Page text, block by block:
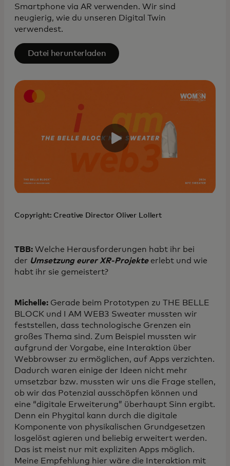
Smartphone via AR verwenden. Wir sind
neugierig, wie du unseren Digital Twin
verwendest.
Datei herunterladen
Copyright: Creative Director Oliver Lollert
TBB: Welche Herausforderungen habt ihr bei
der Umsetzung eurer XR-Projekteerlebt und wie
habt ihr sie gemeistert?
Michelle: Gerade beim Prototypen zu THE BELLE
BLOCK und I AM WEB3 Sweater mussten wir
feststellen, dass technologische Grenzen ein
großes Thema sind. Zum Beispiel mussten wir
aufgrund der Vorgabe, eine Interaktion über
Webbrowser zu ermöglichen, auf Apps verzichten.
Dadurch waren einige der Ideen nicht mehr
umsetzbar bzw. mussten wir uns die Frage stellen,
ob wir das Potenzial ausschöpfen können und
eine “digitale Erweiterung” überhaupt Sinn ergibt.
Denn ein Phygital kann durch die digitale
Komponente von physikalischen Grundgesetzen
losgelöst agieren und beliebig erweitert werden.
Das ist meist nur mit expliziten Apps möglich.
Meine Empfehlung hier wäre die Interaktion mit